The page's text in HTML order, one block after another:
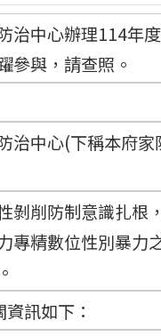
治中心辦理114年
參與，請查照。
治中心(下稱本府
剝削防制意識扎根
專精數位性別暴力
訊如下：